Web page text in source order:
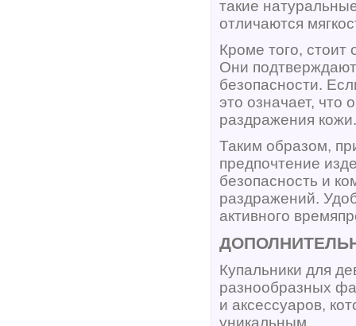
такие
отличаются
Кроме того, стоит
Они
безопасности.
это означает, что
раздражения кожи.
Таким образом,
предпочтение
безопасность и
раздражений.
активного
Купальники для
разнообразных
и аксессуаров,
уникальным.